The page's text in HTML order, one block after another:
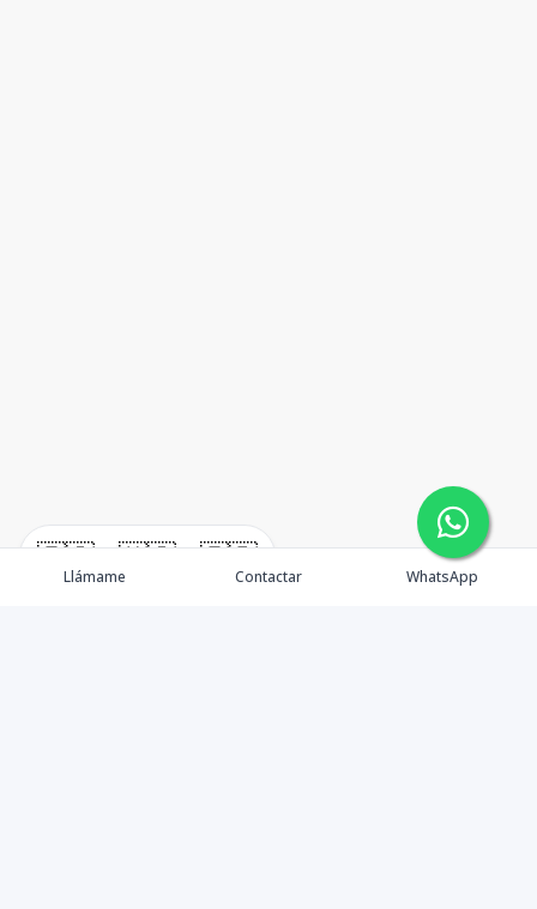
🇪🇸 🇺🇸 🇫🇷
Llámame Contactar WhatsApp